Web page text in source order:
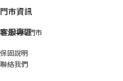
門市資訊
新北中和門市
客服專區
保固說明
聯絡我們